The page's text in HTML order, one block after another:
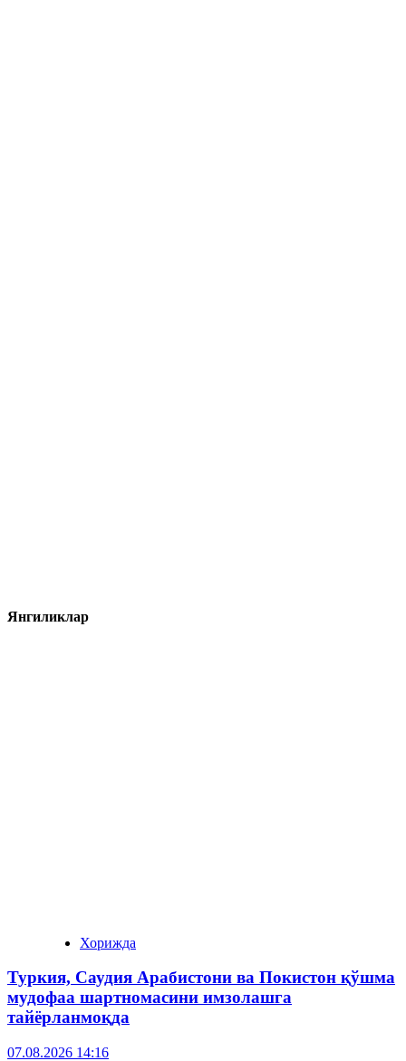
Янгиликлар
Хорижда
Туркия, Саудия Арабистони ва Покистон қўшма
мудофаа шартномасини имзолашга
тайёрланмоқда
07.08.2026 14:16